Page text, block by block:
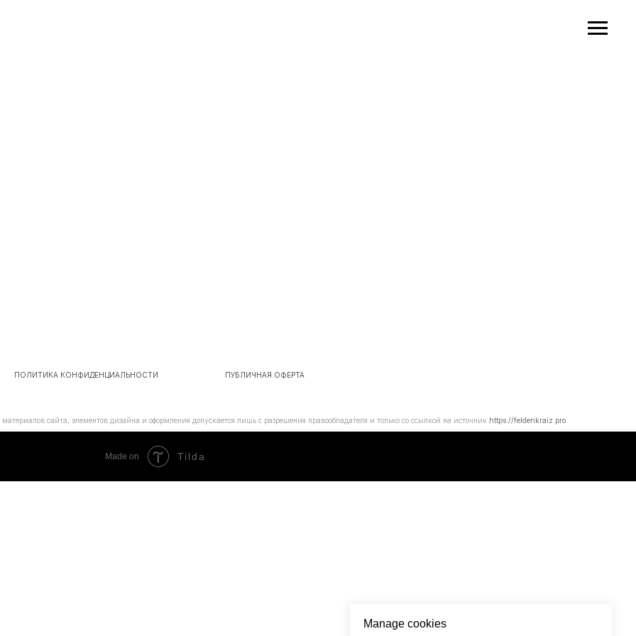
ПОЛИТИКА КОНФИДЕНЦИАЛЬНОСТИ ПУБЛИЧНАЯ ОФЕРТА
сайта, элементов дизайна и оформления допускается лишь с разрешения правообладателя и только со ссылкой на источник https://feldenkraiz.pro
Manage cookies
Made on Tilda